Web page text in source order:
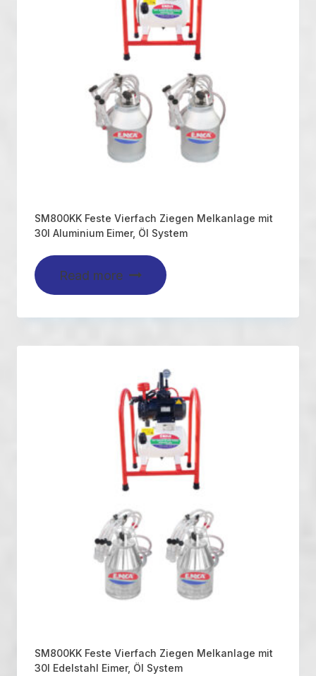
SM800KK Feste Vierfach Ziegen Melkanlage mit
30l Aluminium Eimer, Öl System
Read more
SM800KK Feste Vierfach Ziegen Melkanlage mit
30l Edelstahl Eimer, Öl System